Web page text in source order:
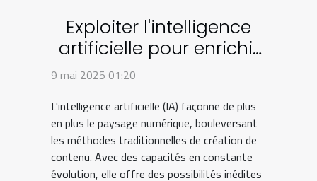
Exploiter l'intelligence
artificielle pour enrichir
le contenu web
9 mai 2025 01:20
L'intelligence artificielle (IA) façonne de plus
en plus le paysage numérique, bouleversant
les méthodes traditionnelles de création de
contenu. Avec des capacités en constante
évolution, elle offre des possibilités inédites